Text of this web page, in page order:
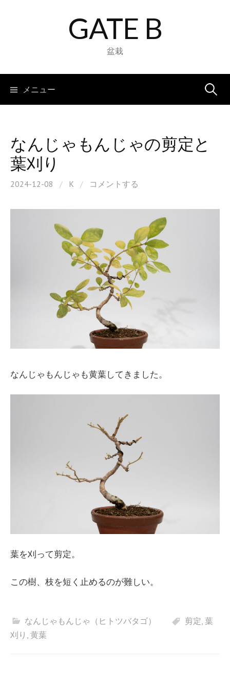
キ
GATE B
盆栽
メニュー 検
なんじゃもんじゃの剪定と
葉刈り
2024-12-08 / K / コメントする
なんじゃもんじゃも黄葉してきました。
葉を刈って剪定。
この樹、枝を短く止めるのが難しい。
なんじゃもんじゃ（ヒトツバタゴ） 剪定 葉
刈り 黄葉